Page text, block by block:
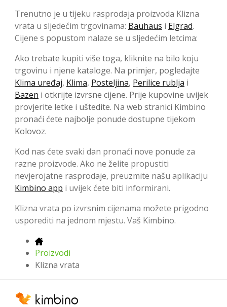
Trenutno je u tijeku rasprodaja proizvoda Klizna
vrata u sljedećim trgovinama: Bauhaus i Elgrad.
Cijene s popustom nalaze se u sljedećim letcima:
Ako trebate kupiti više toga, kliknite na bilo koju
trgovinu i njene kataloge. Na primjer, pogledajte
Klima uređaj, Klima, Posteljina, Perilice rublja i
Bazen i otkrijte izvrsne cijene. Prije kupovine uvijek
provjerite letke i uštedite. Na web stranici Kimbino
pronaći ćete najbolje ponude dostupne tijekom
Kolovoz.
Kod nas ćete svaki dan pronaći nove ponude za
razne proizvode. Ako ne želite propustiti
nevjerojatne rasprodaje, preuzmite našu aplikaciju
Kimbino app i uvijek ćete biti informirani.
Klizna vrata po izvrsnim cijenama možete prigodno
usporediti na jednom mjestu. Vaš Kimbino.
Proizvodi
Klizna vrata